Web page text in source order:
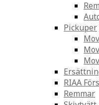
Pickuper
RIAA
Remmar